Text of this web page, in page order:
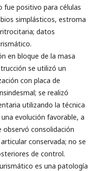
fue positivo para células
simplásticos, estroma
datos
en bloque de la masa
se utilizó un
con placa de
se realizó
utilizando la técnica
evolución favorable, a
observó consolidación
conservada; no se
de control.
es una patología